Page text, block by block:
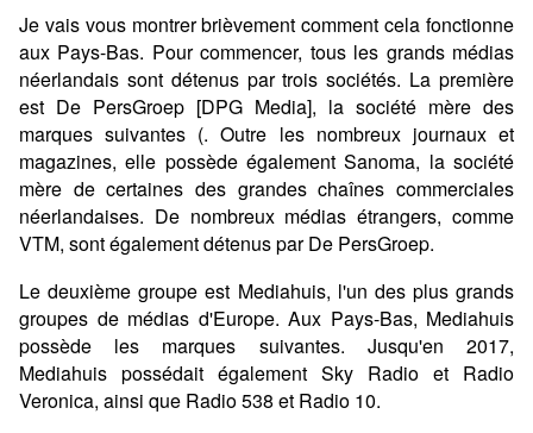
Je vais vous montrer brièvement comment cela fonctionne
aux Pays-Bas. Pour commencer, tous les grands médias
néerlandais sont détenus par trois sociétés. La première
est De PersGroep [DPG Media], la société mère des
marques suivantes (. Outre les nombreux journaux et
magazines, elle possède également Sanoma, la société
mère de certaines des grandes chaînes commerciales
néerlandaises. De nombreux médias étrangers, comme
VTM, sont également détenus par De PersGroep.
Le deuxième groupe est Mediahuis, l'un des plus grands
groupes de médias d'Europe. Aux Pays-Bas, Mediahuis
possède les marques suivantes. Jusqu'en 2017,
Mediahuis possédait également Sky Radio et Radio
Veronica, ainsi que Radio 538 et Radio 10.